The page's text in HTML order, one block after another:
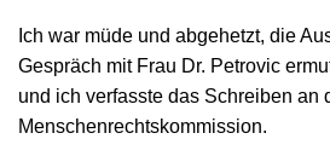
Ich war müde und abgehetzt, die
Gespräch mit Frau Dr. Petrovic
und ich verfasste das Schreiben an
Menschenrechtskommission.